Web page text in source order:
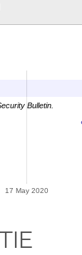
17 May 2020
Bulletin.